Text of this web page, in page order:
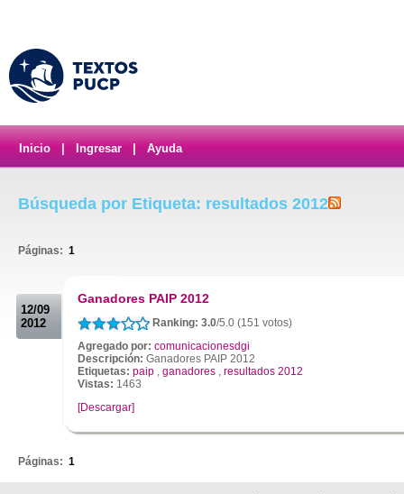
Inicio Ingresar Ayuda
Búsqueda por Etiqueta: resultados 2012
Páginas: 1
12/09
2012
Ganadores PAIP 2012
Ranking: 3.0/5.0 (151 votos)
Agregado por: comunicacionesdgi
Descripción: Ganadores PAIP 2012
Etiquetas: paip , ganadores , resultados 2012
Vistas: 1463
[Descargar]
Páginas: 1